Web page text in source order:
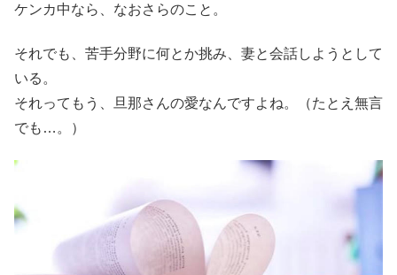
ケンカ中なら、なおさらのこと。
それでも、苦手分野に何とか挑み、妻と会話しようとして
いる。
それってもう、旦那さんの愛なんですよね。（たとえ無言
でも…。）